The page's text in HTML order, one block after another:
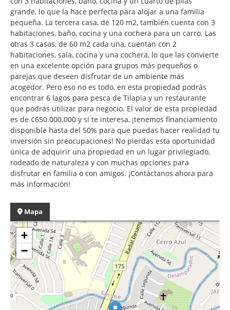
grande, lo que la hace perfecta para alojar a una familia
pequeña. La tercera casa, de 120 m2, también cuenta con 3
habitaciones, baño, cocina y una cochera para un carro. Las
otras 3 casas, de 60 m2 cada una, cuentan con 2
habitaciones, sala, cocina y una cochera, lo que las convierte
en una excelente opción para grupos más pequeños o
parejas que deseen disfrutar de un ambiente más
acogedor. Pero eso no es todo, en esta propiedad podrás
encontrar 6 lagos para pesca de Tilapia y un restaurante
que podrás utilizar para negocio. El valor de esta propiedad
es de ¢650.000.000 y si te interesa, ¡tenemos financiamiento
disponible hasta del 50% para que puedas hacer realidad tu
inversión sin preocupaciones! No pierdas esta oportunidad
única de adquirir una propiedad en un lugar privilegiado,
rodeado de naturaleza y con muchas opciones para
disfrutar en familia o con amigos. ¡Contáctanos ahora para
más información!
Mapa
+
−